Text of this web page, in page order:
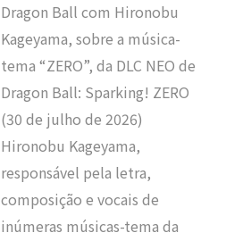
Dragon Ball com Hironobu
Kageyama, sobre a música-
tema “ZERO”, da DLC NEO de
Dragon Ball: Sparking! ZERO
(30 de julho de 2026)
Hironobu Kageyama,
responsável pela letra,
composição e vocais de
inúmeras músicas-tema da